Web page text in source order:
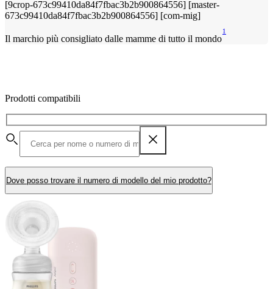
Il marchio più consigliato dalle mamme di tutto il mondo
1
Prodotti compatibili
Dove posso trovare il numero di modello del mio prodotto?